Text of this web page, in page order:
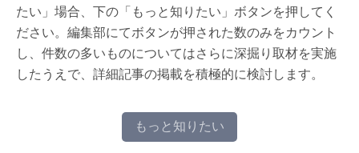
たい」場合、下の「もっと知りたい」ボタンを押してく
ださい。編集部にてボタンが押された数のみをカウント
し、件数の多いものについてはさらに深掘り取材を実施
したうえで、詳細記事の掲載を積極的に検討します。
もっと知りたい